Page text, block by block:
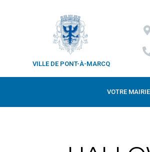
VILLE DE PONT-À-MARCQ
VOTRE MAIRIE